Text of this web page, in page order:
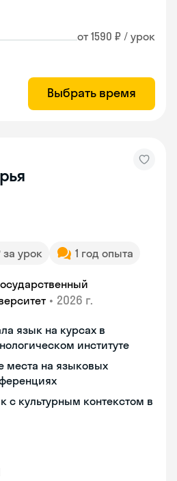
от 1590 ₽ / урок
Выбрать время
за урок 1 год опыта
• 2026 г.
язык на курсах в
институте
места на языковых
с культурным контекстом в